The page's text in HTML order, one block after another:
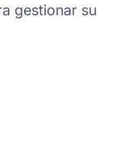
gestionar su